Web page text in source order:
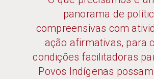
panorama de
compreensivas com
ação afirmativas, para
condições facilitadoras
Povos Indígenas